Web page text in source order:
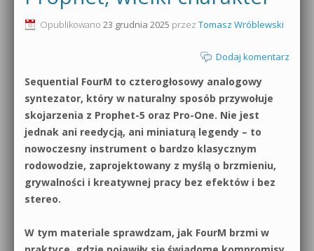
Produkcja muzyczna od podstaw
Sound Forge od podstaw
Dubstep z syntezatorem Massive
Kontakt 5 Kompendium
Pakiety
0dB.pl - informacje
Materiały dla mediów
Archiwum aktualności
Polityka prywatności
Regulamin
Wyszukiwanie
Opublikowano 23 grudnia 2025 przez Tomasz Wróblewski
Dodaj komentarz
Sequential FourM to czterogłosowy analogowy
syntezator, który w naturalny sposób przywołuje
skojarzenia z Prophet-5 oraz Pro-One. Nie jest
jednak ani reedycją, ani miniaturą legendy – to
nowoczesny instrument o bardzo klasycznym
rodowodzie, zaprojektowany z myślą o brzmieniu,
grywalności i kreatywnej pracy bez efektów i bez
stereo.
W tym materiale sprawdzam, jak FourM brzmi w